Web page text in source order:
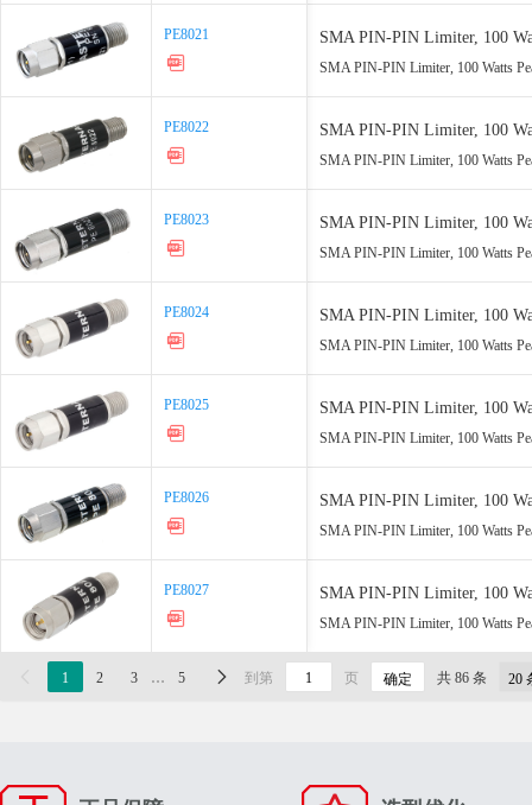
PE8021 SMA PIN-PIN Limiter, 100
SMA PIN-PIN Limiter, 100 Watts
PE8022 SMA PIN-PIN Limiter, 100
SMA PIN-PIN Limiter, 100 Watts
PE8023 SMA PIN-PIN Limiter, 100
SMA PIN-PIN Limiter, 100 Watts
PE8024 SMA PIN-PIN Limiter, 100
SMA PIN-PIN Limiter, 100 Watts
PE8025 SMA PIN-PIN Limiter, 100
SMA PIN-PIN Limiter, 100 Watts
PE8026 SMA PIN-PIN Limiter, 100
SMA PIN-PIN Limiter, 100 Watts
PE8027 SMA PIN-PIN Limiter, 100
SMA PIN-PIN Limiter, 100 Watts
PE8021
PE8022
PE8023
PE8024
PE8025
PE8026
PE8027
1 2 3 … 5  到第 页 确定 共 86 条